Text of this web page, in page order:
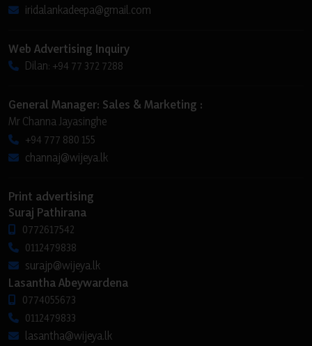
iridalankadeepa@gmail.com
Web Advertising Inquiry
Dilan: +94 77 372 7288
General Manager: Sales & Marketing :
Mr Channa Jayasinghe
+94 777 880 155
channaj@wijeya.lk
Print advertising
Suraj Pathirana
0772617542
0112479838
surajp@wijeya.lk
Lasantha Abeywardena
0774055673
0112479833
lasantha@wijeya.lk